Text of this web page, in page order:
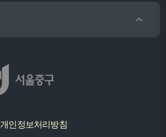
개인정보처리방침